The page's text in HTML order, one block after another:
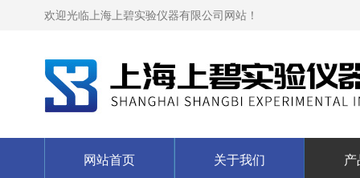
欢迎光临上海上碧实验仪器有限公司网站！
网站首页 关于我们 产